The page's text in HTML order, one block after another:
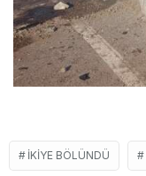
IKIYE BÖLÜNDÜ